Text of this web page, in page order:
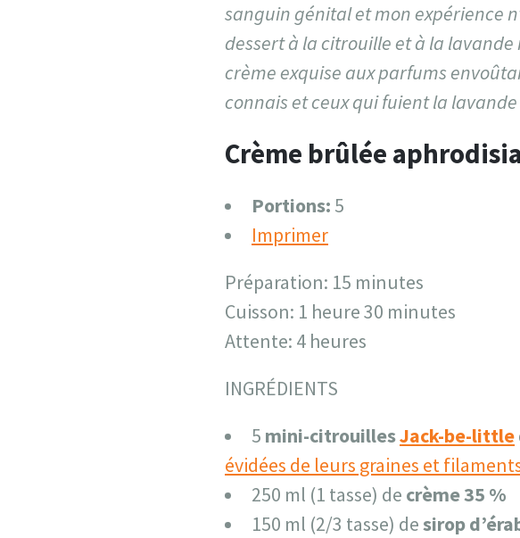
sanguin génital et mon expérience
dessert à la citrouille et à la
crème exquise aux parfums
connais et ceux qui fuient la
Crème brûlée
Portions: 5
Imprimer
Préparation: 15 minutes
Cuisson: 1 heure 30 minutes
Attente: 4 heures
INGRÉDIENTS
5 mini-citrouillesJack-be-little
évidées de leurs graines et
250 ml (1 tasse) de crème 35 %
150 ml (2/3 tasse) desirop